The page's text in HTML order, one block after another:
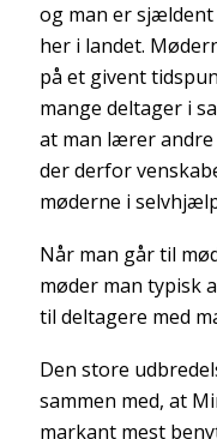
og man er sjældent
her i landet.
på et givent
mange deltager i
at man lærer
der derfor
møderne i
Når man går til
møder man typisk
til deltagere med
Den store
sammen med, at
markant mest